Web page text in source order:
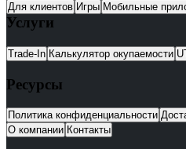
Для клиентов Игры Мобильные
Услуги
Trade-In Калькулятор окупаемости
Ресурсы
Политика конфиденциальности
О компании Контакты